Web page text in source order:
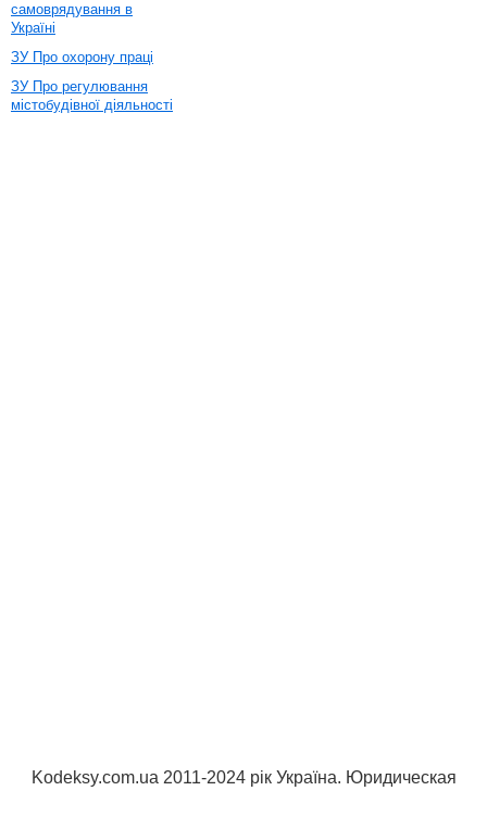
самоврядування в
Україні
ЗУ Про охорону праці
ЗУ Про регулювання
містобудівної діяльності
Kodeksy.com.ua 2011-2024 рік Україна. Юридическая